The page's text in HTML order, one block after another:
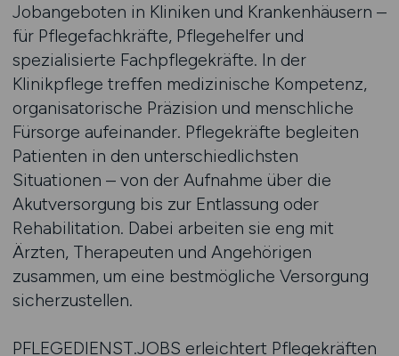
Jobangeboten in Kliniken und Krankenhäusern –
für Pflegefachkräfte, Pflegehelfer und
spezialisierte Fachpflegekräfte. In der
Klinikpflege treffen medizinische Kompetenz,
organisatorische Präzision und menschliche
Fürsorge aufeinander. Pflegekräfte begleiten
Patienten in den unterschiedlichsten
Situationen – von der Aufnahme über die
Akutversorgung bis zur Entlassung oder
Rehabilitation. Dabei arbeiten sie eng mit
Ärzten, Therapeuten und Angehörigen
zusammen, um eine bestmögliche Versorgung
sicherzustellen.
PFLEGEDIENST.JOBS erleichtert Pflegekräften